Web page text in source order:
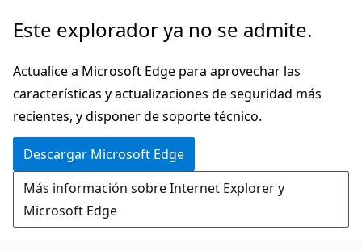
Ir
contenido
principal
Ir
la
navegación
en
la
página
Este explorador ya no se admite.
Actualice a Microsoft Edge para aprovechar las
características y actualizaciones de seguridad más
recientes, y disponer de soporte técnico.
Descargar Microsoft Edge
Más información sobre Internet Explorer y
Microsoft Edge